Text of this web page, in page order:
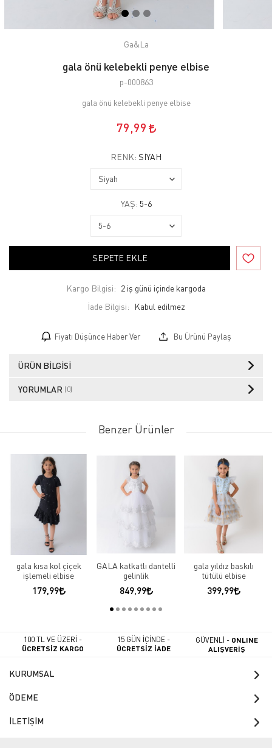
Ga&La
gala önü kelebekli penye elbise
p-000863
gala önü kelebekli penye elbise
79,99
RENK: SIYAH
YAŞ: 5-6
SEPETE EKLE
Kargo Bilgisi: 2 iş günü içinde kargoda
İade Bilgisi:
Fiyatı Düşünce Haber Ver Bu Ürünü Paylaş
ÜRÜN BILGISI
YORUMLAR (0)
Benzer Ürünler
gala kısa kol çiçek
işlemeli elbise
179,99
GALA katkatlı dantelli
gelinlik
849,99
gala yıldız baskılı
tütülü elbise
399,99
100 TL VE ÜZERİ -
ÜCRETSİZ KARGO
15 GÜN İÇİNDE -
ÜCRETSİZ İADE
GÜVENLİ - ONLINE
ALIŞVERİŞ
KURUMSAL
ÖDEME
İLETİŞİM